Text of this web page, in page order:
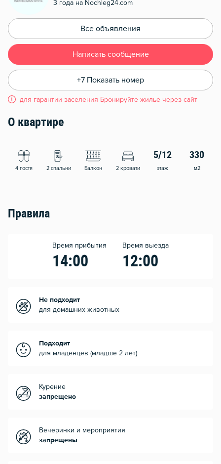
3 года на Nochleg24.com
Все объявления
Написать сообщение
+7 Показать номер
для гарантии заселения Бронируйте жилье через сайт
О квартире
4 гостя 2 спальни Балкон 2 кровати
5/12
этаж
330
м2
Правила
Время прибытия
14:00
Время выезда
12:00
Не подходит
для домашних животных
Подходит
для младенцев (младше 2 лет)
Курение
запрещено
Вечеринки и мероприятия
запрещены